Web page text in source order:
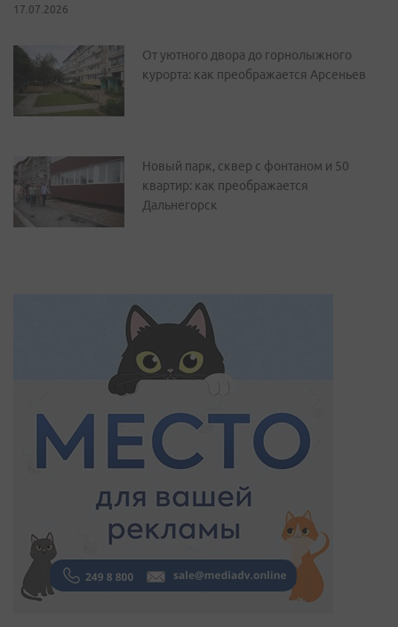
17.07.2026
От уютного двора до горнолыжного
курорта: как преображается Арсеньев
Новый парк, сквер с фонтаном и 50
квартир: как преображается
Дальнегорск